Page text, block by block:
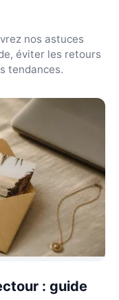
nos astuces
éviter les retours
tendances.
: guide